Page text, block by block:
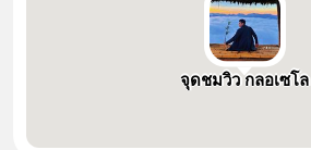
จุดชมวิว กลอเซโล